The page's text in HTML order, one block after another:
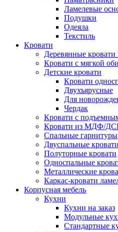
Ламелевые
Подушки
Одеяла
Текстиль
Кровати
Деревянные кровати
Кровати с мягкой
Детские кровати
Кровати
Двухъярусные
Для
Чердак
Кровати с
Кровати из МДФ/
Спальные гарнитуры
Двуспальные кровати
Полуторные кровати
Односпальные
Металлические
Каркас-кровати
Корпусная мебель
Кухни
Кухни на заказ
Модульные
Стандартные